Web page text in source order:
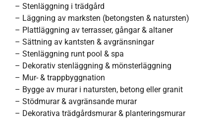
– Stenläggning i trädgård
– Läggning av marksten (betongsten & natursten)
– Plattläggning av terrasser, gångar & altaner
– Sättning av kantsten & avgränsningar
– Stenläggning runt pool & spa
– Dekorativ stenläggning & mönsterläggning
– Mur- & trappbyggnation
– Bygge av murar i natursten, betong eller granit
– Stödmurar & avgränsande murar
– Dekorativa trädgårdsmurar & planteringsmurar